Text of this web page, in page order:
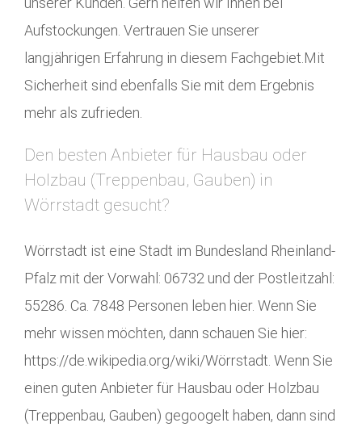
Aufstockungen. Vertrauen Sie unserer
langjährigen Erfahrung in diesem Fachgebiet.Mit
Sicherheit sind ebenfalls Sie mit dem Ergebnis
mehr als zufrieden.
Den besten Anbieter für Hausbau oder
Holzbau (Treppenbau, Gauben) in
Wörrstadt gesucht?
Wörrstadt ist eine Stadt im Bundesland Rheinland-
Pfalz mit der Vorwahl: 06732 und der Postleitzahl:
55286. Ca. 7848 Personen leben hier. Wenn Sie
mehr wissen möchten, dann schauen Sie hier:
https://de.wikipedia.org/wiki/Wörrstadt. Wenn Sie
einen guten Anbieter für Hausbau oder Holzbau
(Treppenbau, Gauben) gegoogelt haben, dann sind